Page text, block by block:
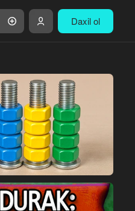
Daxil ol